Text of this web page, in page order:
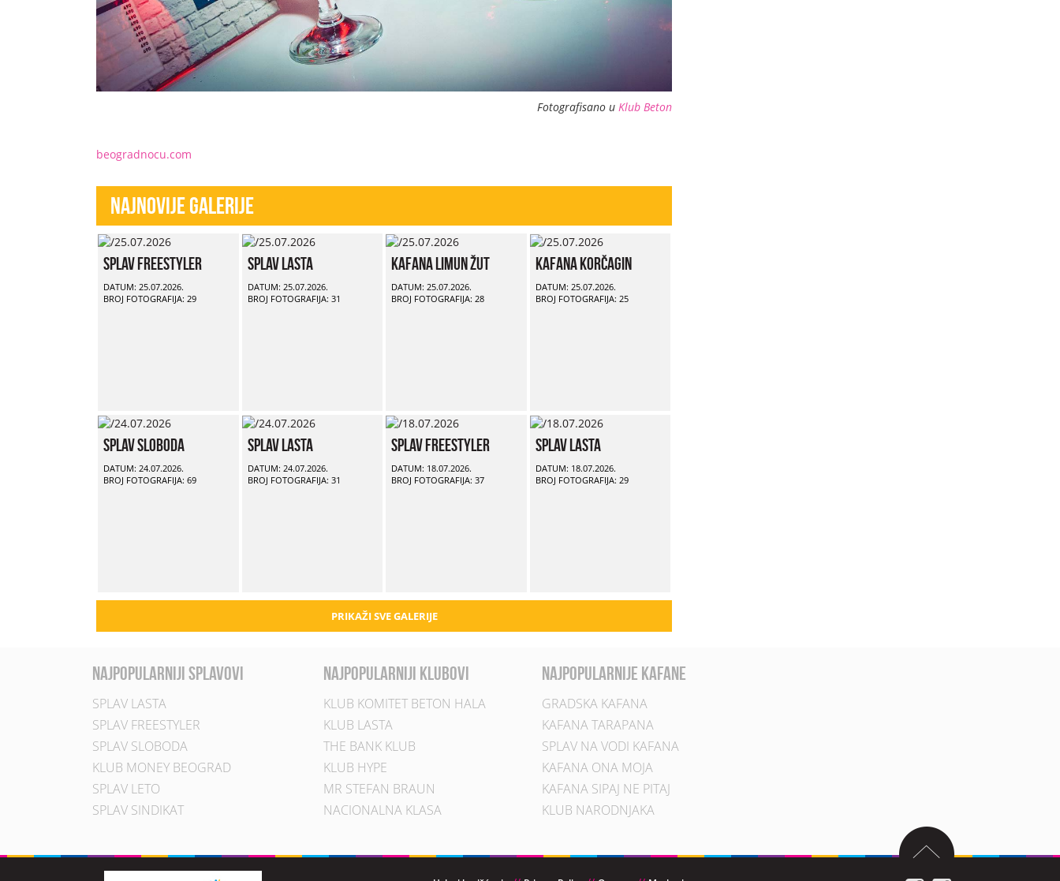
Fotografisano u Klub Beton
beogradnocu.com
Najnovije Galerije
Splav Freestyler
DATUM: 25.07.2026.
BROJ FOTOGRAFIJA: 29
Splav Lasta
DATUM: 25.07.2026.
BROJ FOTOGRAFIJA: 31
Kafana Limun Žut
DATUM: 25.07.2026.
BROJ FOTOGRAFIJA: 28
Kafana Korčagin
DATUM: 25.07.2026.
BROJ FOTOGRAFIJA: 25
Splav Sloboda
DATUM: 24.07.2026.
BROJ FOTOGRAFIJA: 69
Splav Lasta
DATUM: 24.07.2026.
BROJ FOTOGRAFIJA: 31
Splav Freestyler
DATUM: 18.07.2026.
BROJ FOTOGRAFIJA: 37
Splav Lasta
DATUM: 18.07.2026.
BROJ FOTOGRAFIJA: 29
PRIKAŽI SVE GALERIJE
najpopularniji splavovi
SPLAV LASTA
SPLAV FREESTYLER
SPLAV SLOBODA
KLUB MONEY BEOGRAD
SPLAV LETO
SPLAV SINDIKAT
najpopularniji klubovi
KLUB KOMITET BETON HALA
KLUB LASTA
THE BANK KLUB
KLUB HYPE
MR STEFAN BRAUN
NACIONALNA KLASA
najpopularnije kafane
GRADSKA KAFANA
KAFANA TARAPANA
SPLAV NA VODI KAFANA
KAFANA ONA MOJA
KAFANA SIPAJ NE PITAJ
KLUB NARODNJAKA